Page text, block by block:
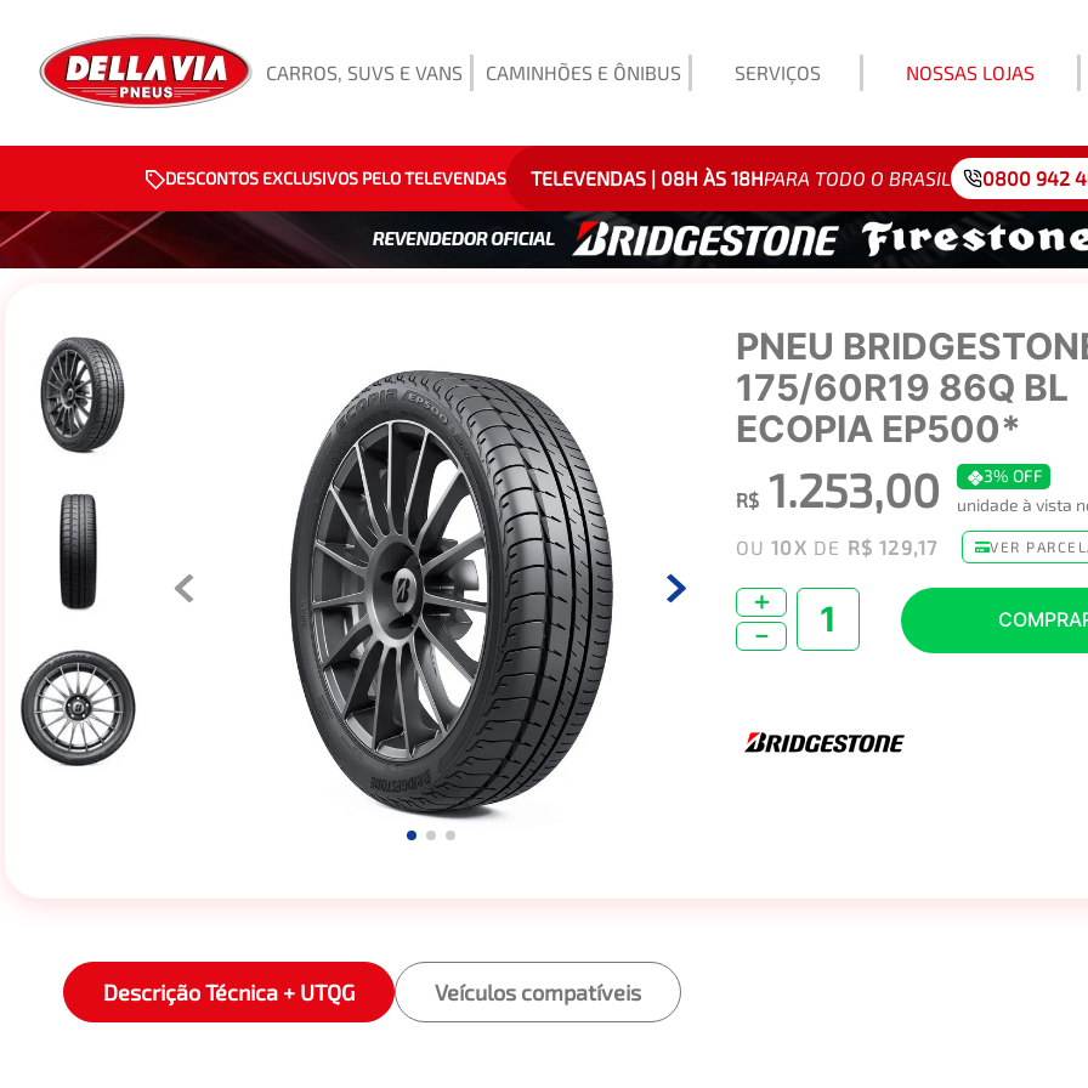
CARROS, SUVS E VANS CAMINHÕES E ÔNIBUS SERVIÇOS NOSSAS LOJAS
DESCONTOS EXCLUSIVOS PELO TELEVENDAS TELEVENDAS | 08H ÀS 18HPARA TODO O BRASIL 0800 942
PNEU
175/60R19 86Q BL
ECOPIA EP500*
R$ 1.253,00 3% OFF
unidade à vista
OU10X DE R$ 129,17 VER
＋
－
Descrição Técnica + UTQG Veículos compatíveis